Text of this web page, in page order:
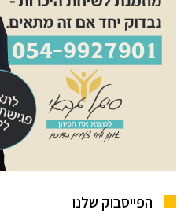
הפייסבוק שלנו